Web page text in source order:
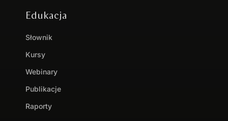
Edukacja
Słownik
Kursy
Webinary
Publikacje
Raporty